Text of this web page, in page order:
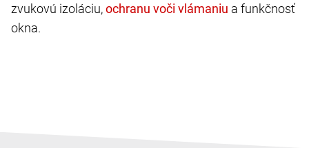
zvukovú izoláciu,
a funkčnosť
okna.